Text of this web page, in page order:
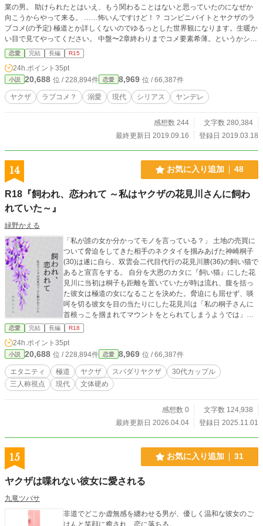
業の男。 助けられたとはいえ、もう関わることはないと思っていたのになぜか
向こうからやって来る。 ……怖いんですけど！？ コンビニバイトとヤクザのラ
ブコメ(の予定) 極道とか詳しくないのでゆるっとした世界観になります。生暖か
い目で見てやってください。 中盤〜2章終わりまでコメ要素希薄。というかシリ
アス？ 3章も終盤はシリアス R18ありですが、主人公が鈍いので後半です。 そ
の辺りの話は#が付いてます。 4/24 1章完結 6/1 2章完結 9/16 3章完結 登場人物
や団体の名称や設定は作者が適当に生み出したものであり、現実に類似のものが
あったとしても一切関係ありません。
恋愛 完結 長編 R15
24h.ポイント 35pt
小説 20,688 位 / 228,894件 恋愛 8,969 位 / 66,387件
ヤクザ ラブコメ？ 溺愛 現代 シリアス ヤンデレ
感想数 244
文字数 280,384
最終更新日 2019.09.16
登録日 2019.03.18
14 お気に入り追加 48
R18『飼われ、恋われて ～私はヤクザの花見川さんに飼わ
れていた～』
緑野かえる
「私が誰の女か分かってモノを言っている？」 土地の売買に
ついて脅迫をしてきた相手のネクタイを掴みあげた神崎桐子
(30)は遂に自ら、双雲会二代目代行の花見川勝(36)の飼い猫で
あると宣言をする。 自分を大恩のカタに『飼い猫』にした花
見川に当初は桐子も距離を置いていたが時は流れ、腹を括っ
た彼女は極道の女になることを決めた。脅迫にも屈せず、啖
呵を切る彼女を目の当たりにした花見川は「私の桐子さんに
首根っこを掴まれてマウントをとられてしまうようでは」と
上機嫌に彼女を迎え入れようと両腕を広げたが当の桐子は
「嫌です」と気高き飼い猫としてツンと辛辣なひと言を彼に
返し――。最初はギクシャクとしていた二人の関係。しかし
花見川からの愛情を無碍には出来なかった桐子は彼のそばに
いることを選び、そして気まぐれに彼に甘える素振りもして
いるようなしていないような……少し歳の離れたオトナ二人
の相変わらずに少し過激な言い合い、問答をお楽しみいただ
恋愛 完結 長編 R18
24h.ポイント 35pt
小説 20,688 位 / 228,894件 恋愛 8,969 位 / 66,387件
エタニティ 極道 ヤクザ スパダリヤクザ
30代カップル
三人称視点
現代 文体硬め
感想数 0
文字数 124,938
最終更新日 2026.04.04
登録日 2025.11.01
15 お気に入り追加 31
ヤクザは喋れない彼女に愛される
九竜ツバサ
非道でどこか虚無感を纏わせる男が、優しく温和な彼女のご
はんと笑顔に癒され、恋に落ちる。